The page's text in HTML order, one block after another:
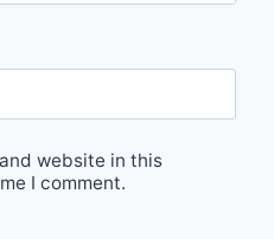
website in this
I comment.